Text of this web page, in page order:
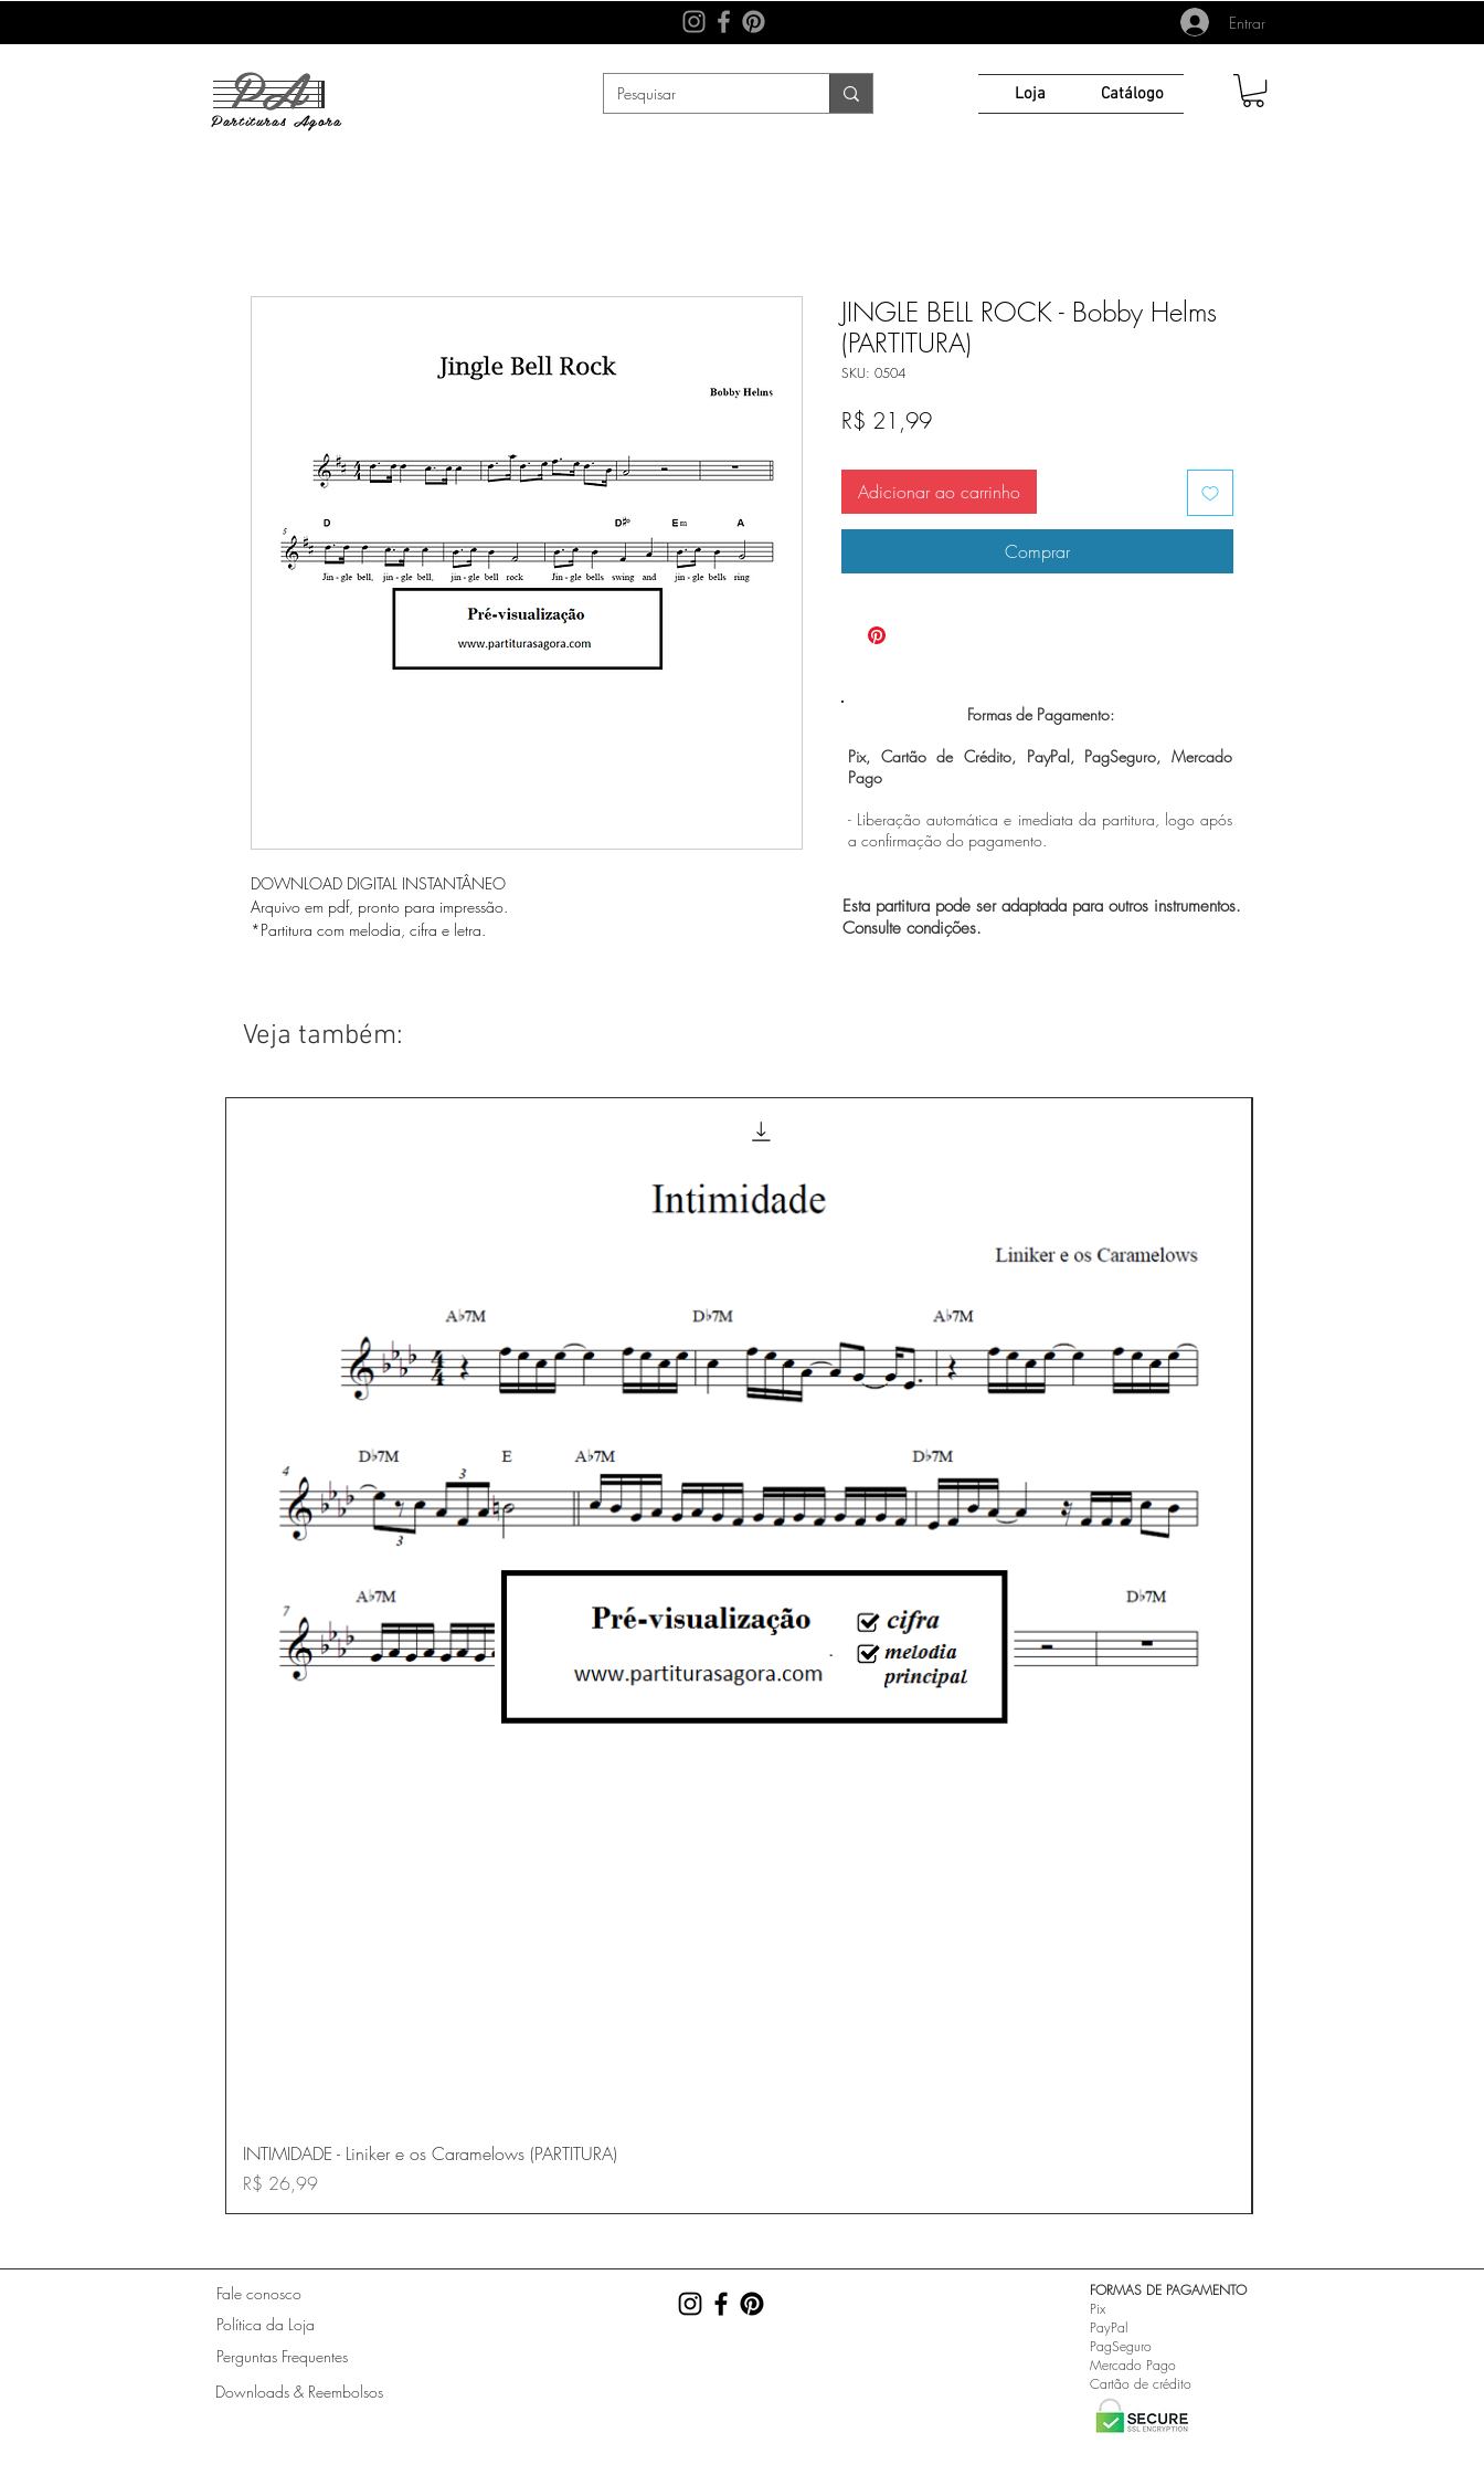
Entrar
PA
Partituras Agora
Loja Catálogo
DOWNLOAD DIGITAL INSTANTÂNEO
Arquivo em pdf, pronto para impressão.
*Partitura com melodia, cifra e letra.
JINGLE BELL ROCK - Bobby Helms
(PARTITURA)
SKU: 0504
R$ 21,99Preço
Adicionar ao carrinho
Comprar
Formas de Pagamento:
Pix, Cartão de Crédito, PayPal, PagSeguro, Mercado
Pago
- Liberação automática e imediata da partitura, logo após
a confirmação do pagamento.
Esta partitura pode ser adaptada para outros instrumentos.
Consulte condições.
Veja também:
INTIMIDADE - Liniker e os Caramelows (PARTITURA)
Preço
R$ 26,99
Fale conosco
Política da Loja
Perguntas Frequentes
Downloads & Reembolsos
​FORMAS DE PAGAMENTO
Pix
PayPal
PagSeguro
Mercado Pago
Cartão de crédito